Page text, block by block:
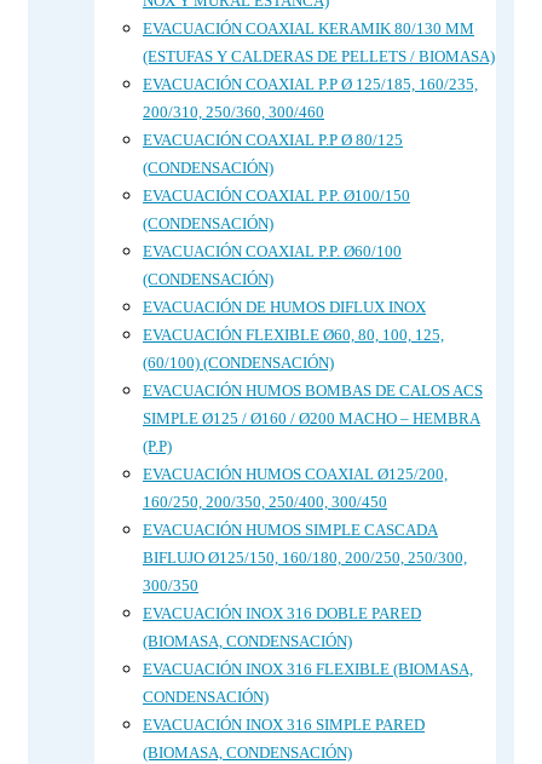
EVACUACIÓN COAXIAL KERAMIK 80/130 MM
(ESTUFAS Y CALDERAS DE PELLETS / BIOMASA)
EVACUACIÓN COAXIAL P.P Ø 125/185, 160/235,
200/310, 250/360, 300/460
EVACUACIÓN COAXIAL P.P Ø 80/125
(CONDENSACIÓN)
EVACUACIÓN COAXIAL P.P. Ø100/150
(CONDENSACIÓN)
EVACUACIÓN COAXIAL P.P. Ø60/100
(CONDENSACIÓN)
EVACUACIÓN DE HUMOS DIFLUX INOX
EVACUACIÓN FLEXIBLE Ø60, 80, 100, 125,
(60/100) (CONDENSACIÓN)
EVACUACIÓN HUMOS BOMBAS DE CALOS ACS
SIMPLE Ø125 / Ø160 / Ø200 MACHO – HEMBRA
(P.P)
EVACUACIÓN HUMOS COAXIAL Ø125/200,
160/250, 200/350, 250/400, 300/450
EVACUACIÓN HUMOS SIMPLE CASCADA
BIFLUJO Ø125/150, 160/180, 200/250, 250/300,
300/350
EVACUACIÓN INOX 316 DOBLE PARED
(BIOMASA, CONDENSACIÓN)
EVACUACIÓN INOX 316 FLEXIBLE (BIOMASA,
CONDENSACIÓN)
EVACUACIÓN INOX 316 SIMPLE PARED
(BIOMASA, CONDENSACIÓN)